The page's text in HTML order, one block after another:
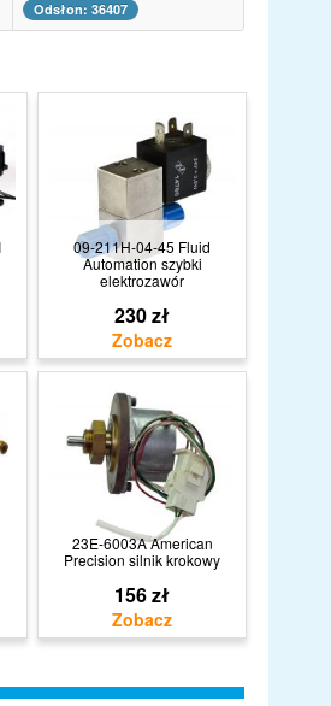
Odsłon: 36407
09-211H-04-45 Fluid
Automation szybki
elektrozawór
230 zł
23E-6003A American
Precision silnik krokowy
156 zł